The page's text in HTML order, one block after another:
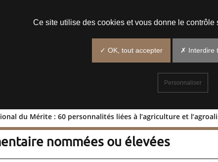
du Mérite : 60 personnalités liées à l’agriculture et
du Mérite : 60 personnalités liées
nommées ou élevées
Ce site utilise des cookies et vous donne le
✓ OK, tout accepter ✗ Interdire
Personnaliser